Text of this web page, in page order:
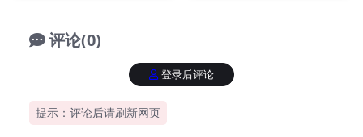
评论(0)
提示：评论后请刷新网页
登录后评论